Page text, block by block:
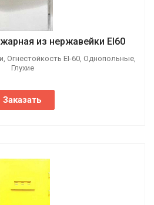
из нержавейки EI60
EI-60, Однопольные,
Глухие
Заказать